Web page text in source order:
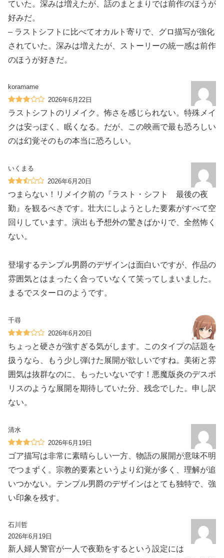
ていた。深みは増えたが、話のまとまりでは前作のほうが
好みだ。
– ラストシフトに比べてオカルト寄りで、グロ描写が強化
されていた。深みは増えたが、ストーリーの統一感は前作
のほうが好きだ。
koramame
2026年6月22日
ラストシフトのリメイク。怖さを感じられない。特殊メイ
クは安っぽく、眠くなる。だが、この映画で最も恐ろしい
のは幻覚そのもの本当に恐ろしい。
いくまる
2026年6月20日
つまらない！リメイク前の『ラスト・シフト 最後の夜
勤』を観るべきです。壮大にしようとした要素がすべて空
回りしています。演出も予想外の驚きばかりで、全然怖く
ない。
登場するテンプル男爵のデザインは面白いですが、作品の
雰囲気とはまったく合っていなくて笑ってしまいました。
まるでスターロのようです。
千尋
2026年6月20日
ちょっと硬さが強すぎる気がします。このタイプの話題を
扱うなら、もう少し弾けた展開が欲しいですね。美術と雰
囲気は抜群なのに、もったいないです！悪魔版炎のデスポ
リスのような展開を期待していた分、残念でした。申し訳
ない。
清水
2026年6月19日
ゴア描写は非常に素晴らしい一方、物語の展開が意味不明
でつまずく。宗教的要素というより幻覚が多く、理解が追
いつかない。テンプル男爵のデザインはとても独特で、強
い印象を残す。
石川哲
2026年6月19日
新人婦人警官が一人で夜勤をするという設定には